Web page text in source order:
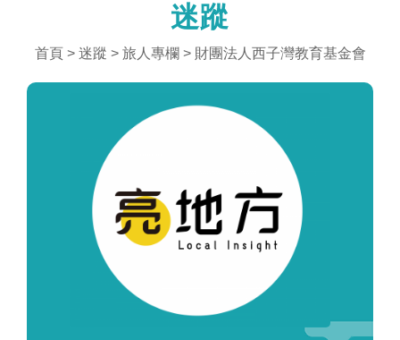
迷蹤
首頁> 迷蹤 > 旅人專欄 > 財團法人西子灣教育基金會